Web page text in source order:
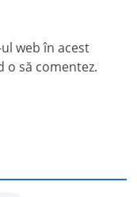
web în acest
o să comentez.